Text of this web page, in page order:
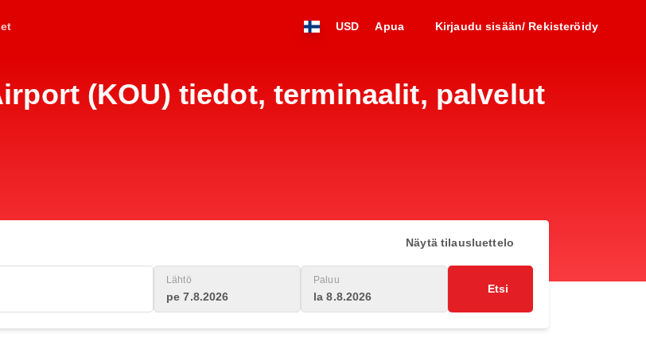
USD Apua Kirjaudu sisään/ Rekisteröidy
(KOU) tiedot, terminaalit, palvelut
Näytä tilausluettelo
Lähtö
pe 7.8.2026
Paluu
la 8.8.2026
Etsi